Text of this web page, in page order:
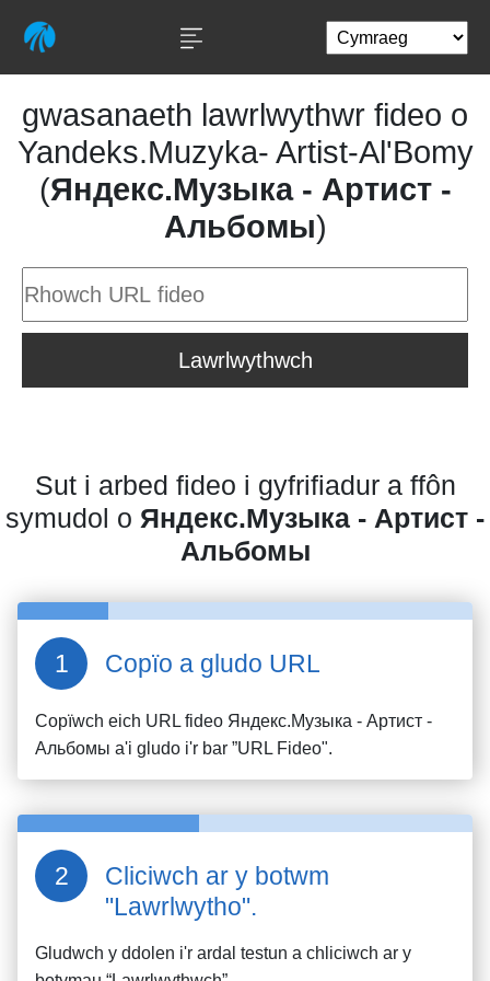
gwasanaeth lawrlwythwr fideo o
Yandeks.Muzyka- Artist-Al'Bomy
(Яндекс.Музыка - Артист -
Альбомы)
Lawrlwythwch
Sut i arbed fideo i gyfrifiadur a ffôn
symudol o Яндекс.Музыка - Артист -
Альбомы
Copïo a gludo URL
Copïwch eich URL fideo Яндекс.Музыка - Артист -
Альбомы a'i gludo i'r bar ”URL Fideo".
Cliciwch ar y botwm
"Lawrlwytho".
Gludwch y ddolen i'r ardal testun a chliciwch ar y